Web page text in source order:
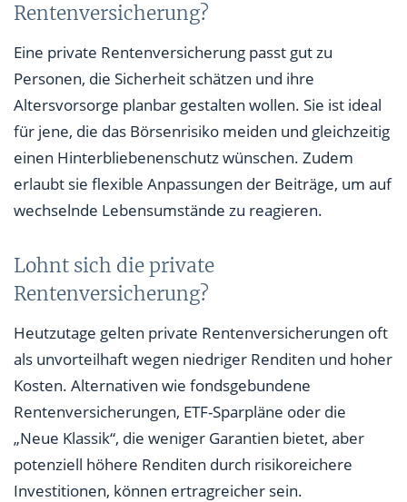
Rentenversicherung?
Eine private Rentenversicherung passt gut zu
Personen, die Sicherheit schätzen und ihre
Altersvorsorge planbar gestalten wollen. Sie ist ideal
für jene, die das Börsenrisiko meiden und gleichzeitig
einen Hinterbliebenenschutz wünschen. Zudem
erlaubt sie flexible Anpassungen der Beiträge, um auf
wechselnde Lebensumstände zu reagieren.
Lohnt sich die private
Rentenversicherung?
Heutzutage gelten private Rentenversicherungen oft
als unvorteilhaft wegen niedriger Renditen und hoher
Kosten. Alternativen wie fondsgebundene
Rentenversicherungen, ETF-Sparpläne oder die
„Neue Klassik“, die weniger Garantien bietet, aber
potenziell höhere Renditen durch risikoreichere
Investitionen, können ertragreicher sein.